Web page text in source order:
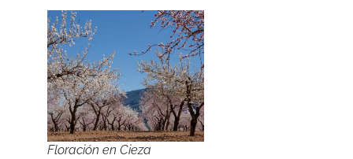
Floración en Cieza